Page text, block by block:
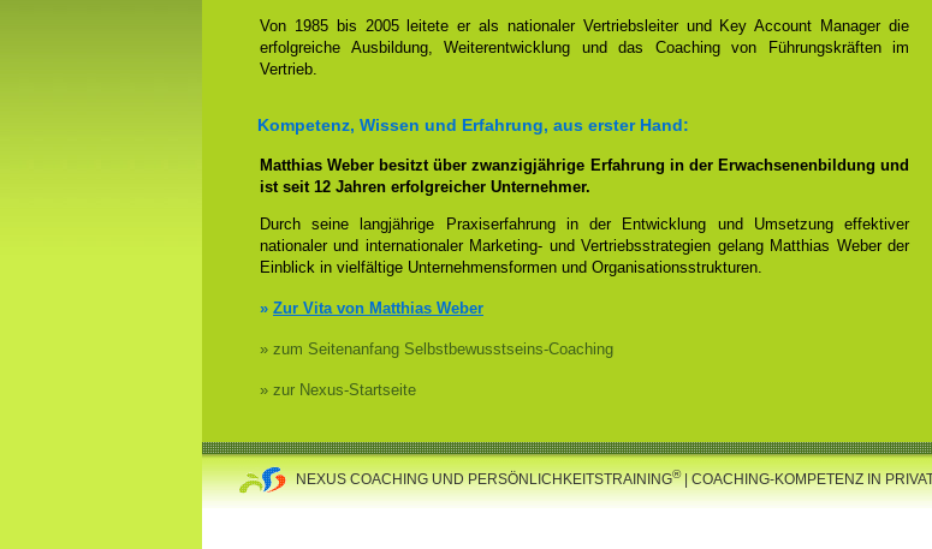
Von 1985 bis 2005 leitete er als nationaler Vertriebsleiter und Key Account Manager die
erfolgreiche Ausbildung, Weiterentwicklung und das Coaching von Führungskräften im
Vertrieb.
Kompetenz, Wissen und Erfahrung, aus erster Hand:
Matthias Weber besitzt über zwanzigjährige Erfahrung in der Erwachsenenbildung und
ist seit 12 Jahren erfolgreicher Unternehmer.
Durch seine langjährige Praxiserfahrung in der Entwicklung und Umsetzung effektiver
nationaler und internationaler Marketing- und Vertriebsstrategien gelang Matthias Weber der
Einblick in vielfältige Unternehmensformen und Organisationsstrukturen.
» Zur Vita von Matthias Weber
» zum Seitenanfang Selbstbewusstseins-Coaching
» zur Nexus-Startseite
NEXUS COACHING UND PERSÖNLICHKEITSTRAINING®| COACHING-KOMPETENZ IN